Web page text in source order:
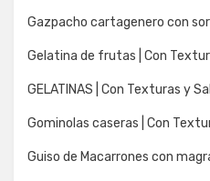
Gazpacho cartagenero con
Gelatina de frutas | Con
GELATINAS | Con Texturas y
Gominolas caseras | Con
Guiso de Macarrones con